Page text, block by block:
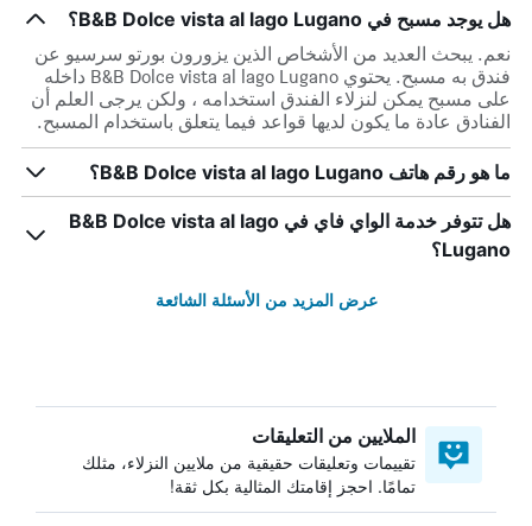
هل يوجد مسبح في B&B Dolce vista al lago Lugano؟
نعم. يبحث العديد من الأشخاص الذين يزورون بورتو سرسيو عن
فندق به مسبح. يحتوي B&B Dolce vista al lago Lugano داخله
على مسبح يمكن لنزلاء الفندق استخدامه ، ولكن يرجى العلم أن
الفنادق عادة ما يكون لديها قواعد فيما يتعلق باستخدام المسبح.
ما هو رقم هاتف B&B Dolce vista al lago Lugano؟
هل تتوفر خدمة الواي فاي في B&B Dolce vista al lago
Lugano؟
عرض المزيد من الأسئلة الشائعة
الملايين من التعليقات
تقييمات وتعليقات حقيقية من ملايين النزلاء، مثلك
تمامًا. احجز إقامتك المثالية بكل ثقة!